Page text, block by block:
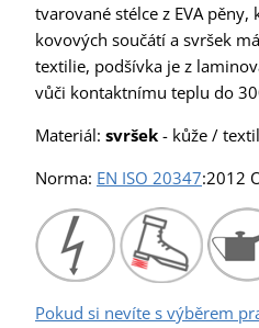
tvarované stélce z EVA
kovových součátí a svršek
textilie, podšívka je z
vůči kontaktnímu teplu do
Materiál: svršek - kůže /
Norma: EN ISO 20347:2012
Pokud si nevíte s výběrem